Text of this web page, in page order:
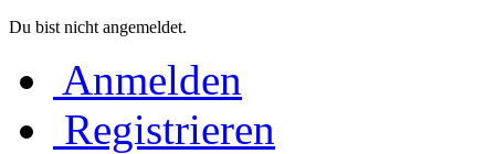
Du bist nicht angemeldet.
Anmelden
Registrieren